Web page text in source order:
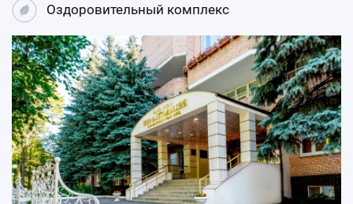
Оздоровительный комплекс